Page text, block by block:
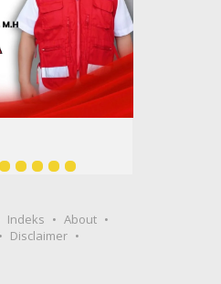
Indeks
About
Disclaimer